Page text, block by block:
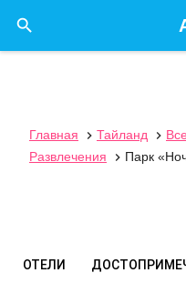

Главная  Тайланд 
Развлечения
 Парк
ОТЕЛИ